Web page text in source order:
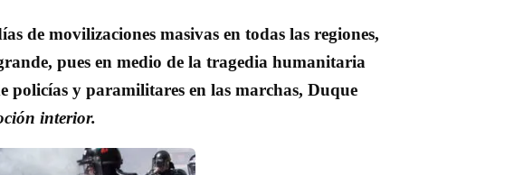
de movilizaciones masivas en todas las regiones,
pues en medio de la tragedia humanitaria
y paramilitares en las marchas, Duque
interior.